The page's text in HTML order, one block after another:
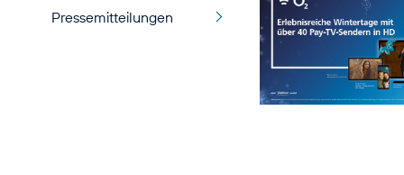
Pressemitteilungen